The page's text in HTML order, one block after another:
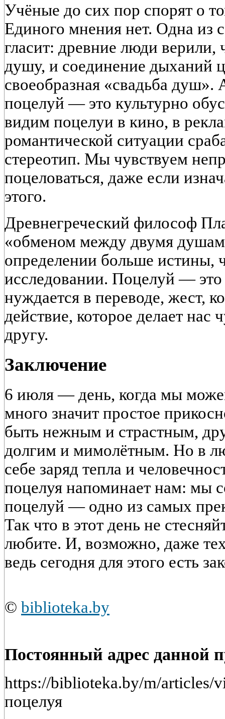
Учёные до сих пор спорят о
Единого мнения нет. Одна из
гласит: древние люди
душу, и соединение дыханий
своеобразная «свадьба
поцелуй — это культурно
видим поцелуи в кино, в
романтической ситуации
стереотип. Мы чувствуем
поцеловаться, даже если
этого.
Древнегреческий философ
«обменом между двумя
определении больше истины,
исследовании. Поцелуй —
нуждается в переводе, жест,
действие, которое делает нас
другу.
Заключение
6 июля — день, когда мы
много значит простое
быть нежным и страстным,
долгим и мимолётным. Но в
себе заряд тепла и
поцелуя напоминает нам: мы
поцелуй — одно из самых
Так что в этот день не
любите. И, возможно, даже
ведь сегодня для этого есть
© biblioteka.by
Постоянный адрес данной
https://biblioteka.by/m/articles/
поцелуя